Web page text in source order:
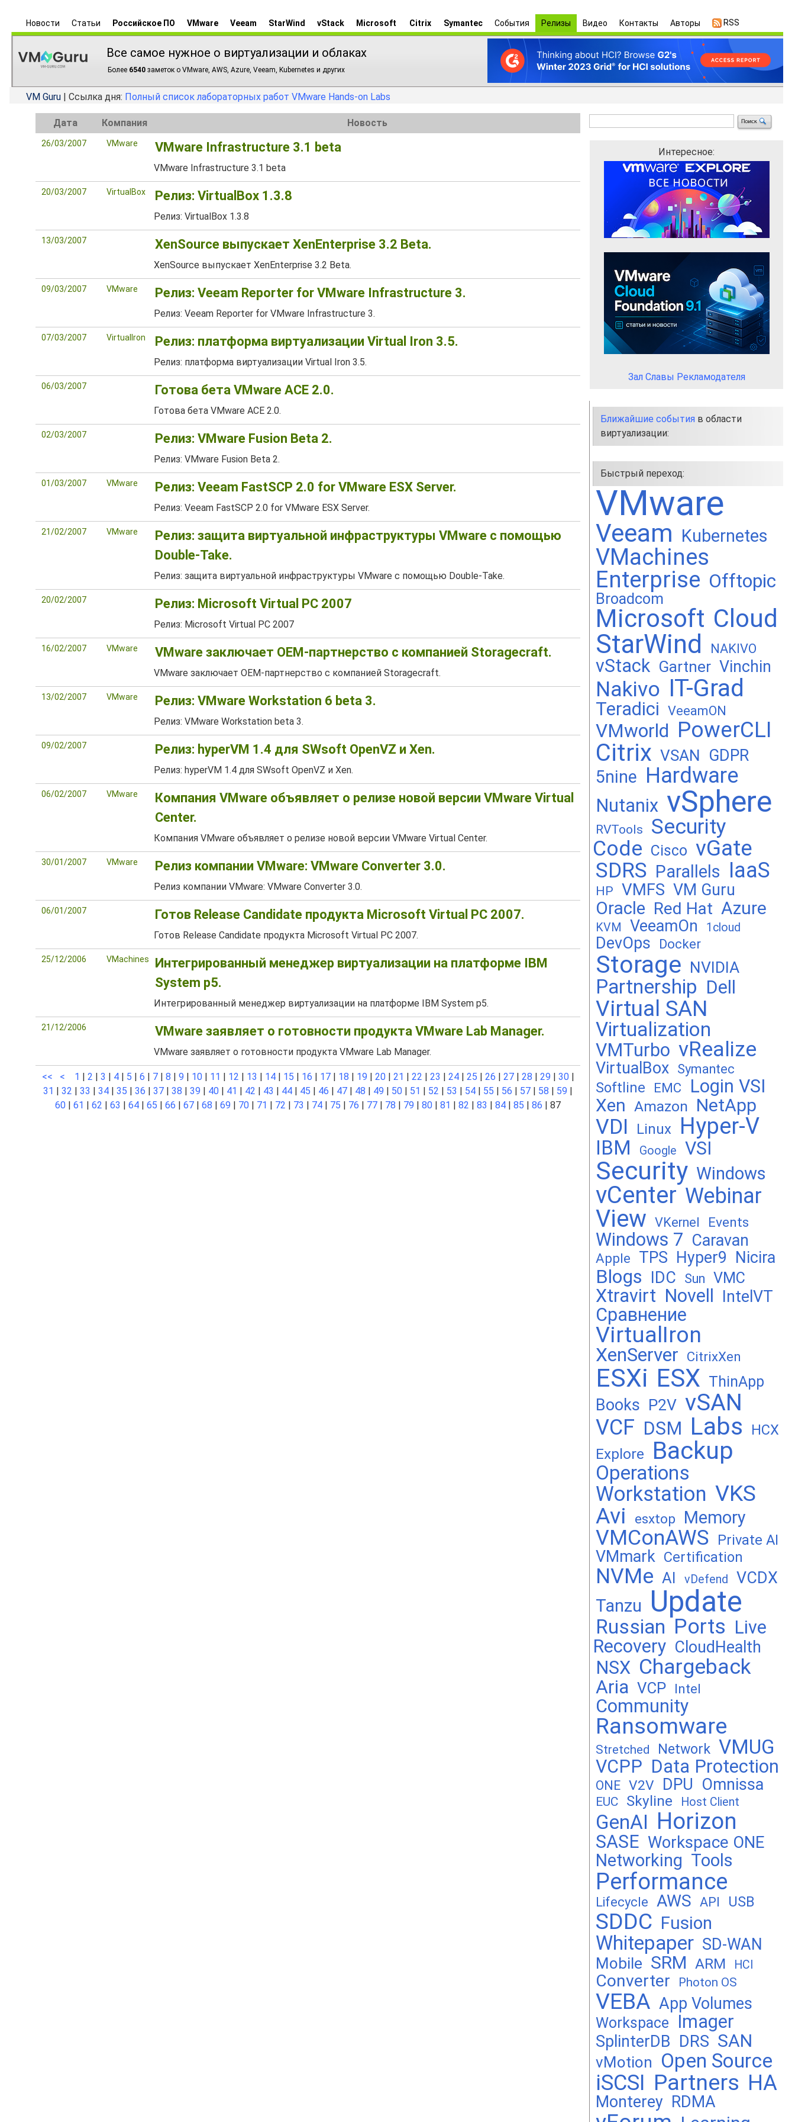
Новости Статьи Российское ПО VMware Veeam StarWind vStack Microsoft Citrix Symantec События Релизы Видео Контакты Авторы RSS
Все самое нужное о виртуализации и облаках
Более 6540 заметок о VMware, AWS, Azure, Veeam, Kubernetes и других
VM Guru | Ссылка дня: Полный список лабораторных работ VMware Hands-on Labs
Дата Компания Новость
26/03/2007 VMware VMware Infrastructure 3.1 beta
VMware Infrastructure 3.1 beta
20/03/2007 VirtualBox Релиз: VirtualBox 1.3.8
Релиз: VirtualBox 1.3.8
13/03/2007 XenSource выпускает XenEnterprise 3.2 Beta.
XenSource выпускает XenEnterprise 3.2 Beta.
09/03/2007 VMware Релиз: Veeam Reporter for VMware Infrastructure 3.
Релиз: Veeam Reporter for VMware Infrastructure 3.
07/03/2007 VirtualIron Релиз: платформа виртуализации Virtual Iron 3.5.
Релиз: платформа виртуализации Virtual Iron 3.5.
06/03/2007 Готова бета VMware ACE 2.0.
Готова бета VMware ACE 2.0.
02/03/2007 Релиз: VMware Fusion Beta 2.
Релиз: VMware Fusion Beta 2.
01/03/2007 VMware Релиз: Veeam FastSCP 2.0 for VMware ESX Server.
Релиз: Veeam FastSCP 2.0 for VMware ESX Server.
21/02/2007 VMware
Релиз: защита виртуальной инфраструктуры VMware с помощью
Double-Take.
Релиз: защита виртуальной инфраструктуры VMware с помощью Double-Take.
20/02/2007 Релиз: Microsoft Virtual PC 2007
Релиз: Microsoft Virtual PC 2007
16/02/2007 VMware VMware заключает OEM-партнерство с компанией Storagecraft.
VMware заключает OEM-партнерство с компанией Storagecraft.
13/02/2007 VMware Релиз: VMware Workstation 6 beta 3.
Релиз: VMware Workstation beta 3.
09/02/2007 Релиз: hyperVM 1.4 для SWsoft OpenVZ и Xen.
Релиз: hyperVM 1.4 для SWsoft OpenVZ и Xen.
06/02/2007 VMware
Компания VMware объявляет о релизе новой версии VMware Virtual
Center.
Компания VMware объявляет о релизе новой версии VMware Virtual Center.
30/01/2007 VMware Релиз компании VMware: VMware Converter 3.0.
Релиз компании VMware: VMware Converter 3.0.
06/01/2007 Готов Release Candidate продукта Microsoft Virtual PC 2007.
Готов Release Candidate продукта Microsoft Virtual PC 2007.
25/12/2006 VMachines
Интегрированный менеджер виртуализации на платформе IBM
System p5.
Интегрированный менеджер виртуализации на платформе IBM System p5.
21/12/2006 VMware заявляет о готовности продукта VMware Lab Manager.
VMware заявляет о готовности продукта VMware Lab Manager.
<< < 1 | 2 | 3 | 4| 5 | 6 | 7| 8 | 9 | 10| 11 | 12 | 13 | 14| 15 | 16 | 17| 18 | 19 | 20| 21 | 22 | 23 | 24| 25 | 26 | 27| 28 | 29 | 30|
31 | 32 | 33 | 34 | 35 | 36 | 37 | 38 | 39 | 40 | 41 | 42 | 43 | 44 | 45 | 46 | 47 | 48 | 49 | 50 | 51 | 52 | 53 | 54 | 55 | 56 | 57 | 58 | 59 |
60 | 61 | 62 | 63 | 64 | 65 | 66 | 67 | 68 | 69 | 70 | 71 | 72 | 73 | 74 | 75 | 76 | 77 | 78 | 79 | 80 | 81 | 82 | 83 | 84 | 85 | 86 | 87
Интересное:
Зал Славы Рекламодателя
Ближайшие события в области
виртуализации:
Быстрый переход:
VMware
Veeam Kubernetes
VMachines
Enterprise Offtopic
Broadcom
Microsoft Cloud
StarWind NAKIVO
vStack Gartner Vinchin
Nakivo IT-Grad
Teradici VeeamON
VMworld PowerCLI
Citrix VSAN GDPR
5nine Hardware
Nutanix vSphere
RVTools
Security
Code Cisco vGate
SDRS Parallels IaaS
HP VMFS VM Guru
Oracle Red Hat Azure
KVM VeeamOn 1cloud
DevOps Docker
Storage NVIDIA
Partnership Dell
Virtual SAN
Virtualization
VMTurbo vRealize
VirtualBox Symantec
Softline EMC
Login VSI
Xen Amazon NetApp
VDI Linux Hyper-V
IBM Google VSI
Security Windows
vCenter Webinar
View VKernel Events
Windows 7 Caravan
Apple TPS Hyper9 Nicira
Blogs IDC Sun VMC
Xtravirt Novell IntelVT
Сравнение
VirtualIron
XenServer CitrixXen
ESXi ESX ThinApp
Books P2V vSAN
VCF DSM Labs HCX
Explore Backup
Operations
Workstation VKS
Avi
esxtop Memory
VMConAWS Private AI
VMmark Certification
NVMe AI vDefend VCDX
Tanzu Update
Russian Ports Live
Recovery CloudHealth
NSX Chargeback
Aria VCP Intel
Community
Ransomware
Stretched Network VMUG
VCPP Data Protection
ONE V2V DPU Omnissa
EUC Skyline Host Client
GenAI Horizon
SASE Workspace ONE
Networking Tools
Performance
Lifecycle AWS API USB
SDDC Fusion
Whitepaper SD-WAN
Mobile SRM ARM HCI
Converter Photon OS
VEBA App Volumes
Workspace Imager
SplinterDB DRS SAN
vMotion Open Source
iSCSI Partners HA
Monterey RDMA